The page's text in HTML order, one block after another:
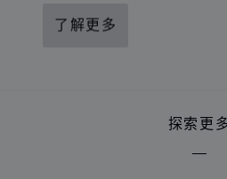
了解更多
探索更